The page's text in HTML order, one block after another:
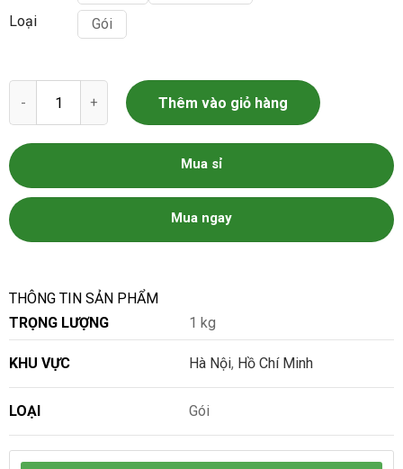
Loại
Gói
Hạt giống đậu Hà Lan gói 50g số lượng
Thêm vào giỏ hàng
Mua sỉ
Mua ngay
THÔNG TIN SẢN PHẨM
TRỌNG LƯỢNG
1 kg
KHU VỰC Hà Nội, Hồ Chí Minh
LOẠI Gói